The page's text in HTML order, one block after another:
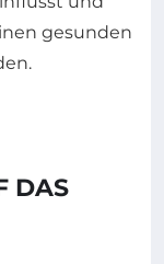
DAS